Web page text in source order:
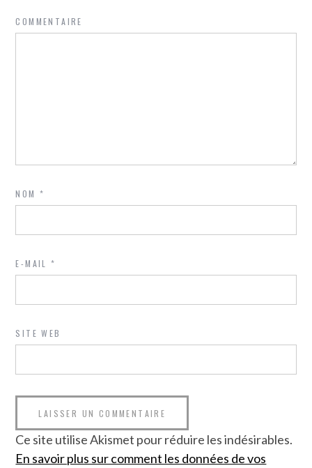
COMMENTAIRE
NOM*
E-MAIL*
SITE WEB
Ce site utilise Akismet pour réduire les indésirables.
En savoir plus sur comment les données de vos